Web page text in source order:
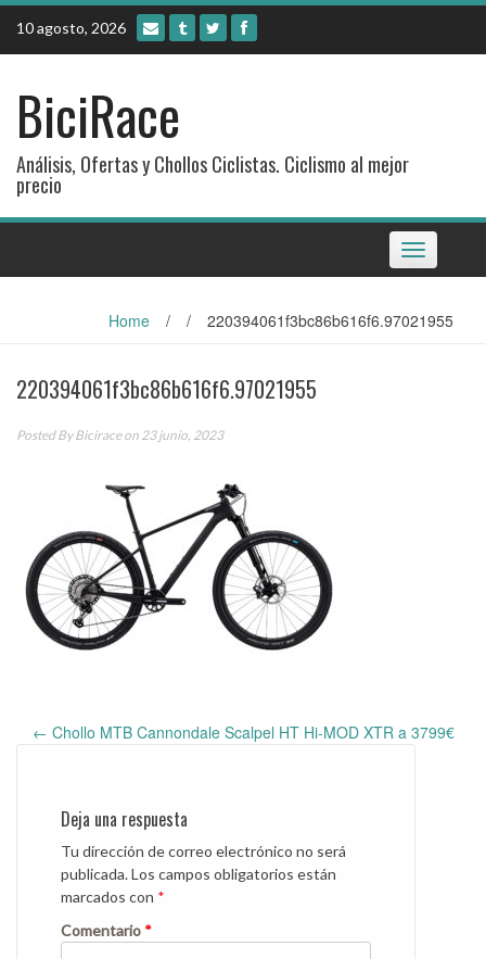
Skip
content
10 agosto, 2026
BiciRace
Análisis, Ofertas y Chollos Ciclistas. Ciclismo al mejor
precio
Toggle
navigation
Home / / 220394061f3bc86b616f6.97021955
220394061f3bc86b616f6.97021955
Posted ByBiciraceon 23 junio, 2023
Post
← Chollo MTB Cannondale Scalpel HT Hi-MOD XTR a 3799€
Deja una respuesta
Tu dirección de correo electrónico no será
publicada.Los campos obligatorios están
marcados con *
Comentario *